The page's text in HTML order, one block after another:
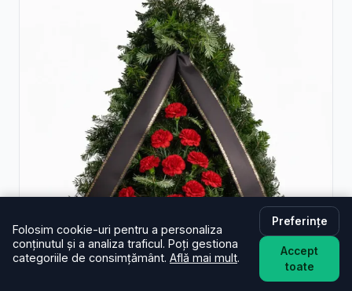
Folosim cookie-uri pentru a personaliza
conținutul și a analiza traficul. Poți gestiona
categoriile de consimțământ. Află mai mult.
Preferințe
Accept
toate